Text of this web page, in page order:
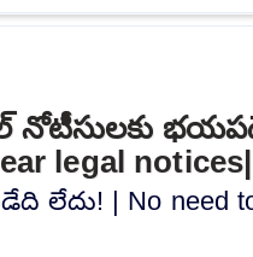
నోటీసులకు
legal
లేదు! | No need to